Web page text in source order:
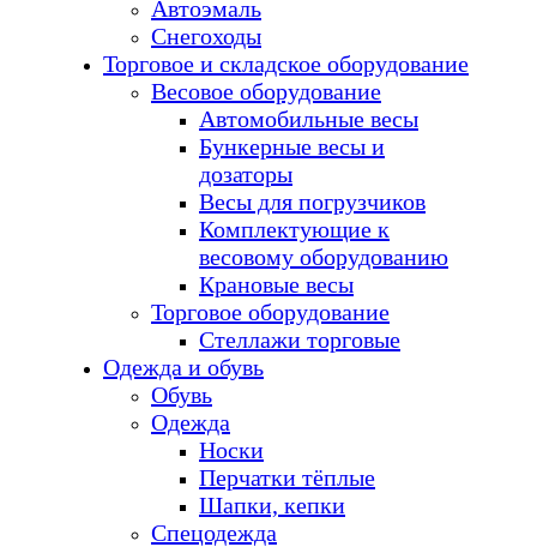
Автоэмаль
Снегоходы
Торговое и складское оборудование
Весовое оборудование
Автомобильные весы
Бункерные весы и
дозаторы
Весы для погрузчиков
Комплектующие к
весовому оборудованию
Крановые весы
Торговое оборудование
Стеллажи торговые
Одежда и обувь
Обувь
Одежда
Носки
Перчатки тёплые
Шапки, кепки
Спецодежда